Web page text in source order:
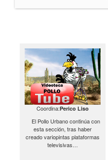
Coordina:Perico Liso
El Pollo Urbano continúa con
esta sección, tras haber
creado variopintas plataformas
televisivas…